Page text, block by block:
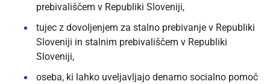
prebivališčem v Republiki Sloveniji,
tujec z dovoljenjem za stalno prebivanje v Republiki
Sloveniji in stalnim prebivališčem v Republiki
Sloveniji,
oseba, ki lahko uveljavljajo denarno socialno pomoč